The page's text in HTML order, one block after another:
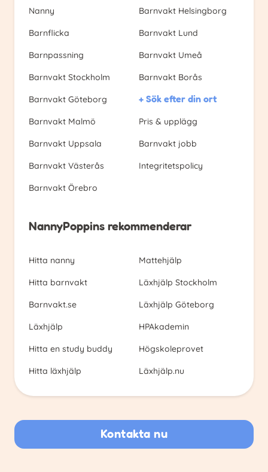
Nanny
Barnflicka
Barnpassning
Barnvakt Stockholm
Barnvakt Göteborg
Barnvakt Malmö
Barnvakt Uppsala
Barnvakt Västerås
Barnvakt Örebro
Barnvakt Helsingborg
Barnvakt Lund
Barnvakt Umeå
Barnvakt Borås
+ Sök efter din ort
Pris & upplägg
Barnvakt jobb
Integritetspolicy
NannyPoppins rekommenderar
Hitta nanny
Hitta barnvakt
Barnvakt.se
Läxhjälp
Hitta en study buddy
Hitta läxhjälp
Mattehjälp
Läxhjälp Stockholm
Läxhjälp Göteborg
HPAkademin
Högskoleprovet
Läxhjälp.nu
Kontakta nu